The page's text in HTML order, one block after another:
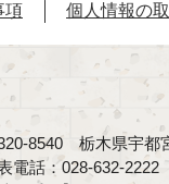
項 個人情報の
8540 栃木県宇都
電話：028-632-2222